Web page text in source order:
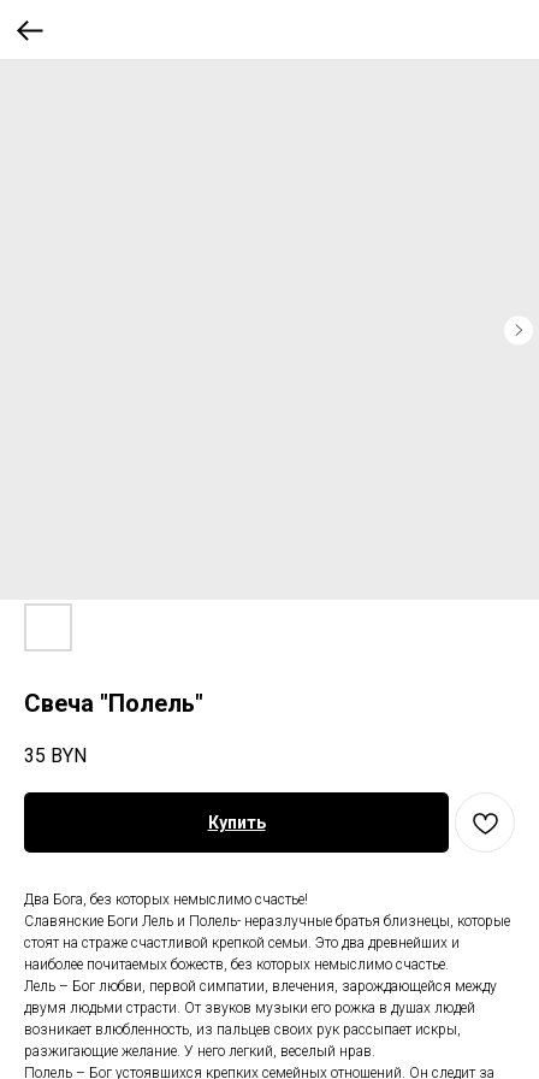
Свеча "Полель"
35 BYN
Купить
Два Бога, без которых немыслимо счастье!
Славянские Боги Лель и Полель- неразлучные братья близнецы, которые
стоят на страже счастливой крепкой семьи. Это два древнейших и
наиболее почитаемых божеств, без которых немыслимо счастье.
Лель – Бог любви, первой симпатии, влечения, зарождающейся между
двумя людьми страсти. От звуков музыки его рожка в душах людей
возникает влюбленность, из пальцев своих рук рассыпает искры,
разжигающие желание. У него легкий, веселый нрав.
Полель – Бог устоявшихся крепких семейных отношений. Он следит за